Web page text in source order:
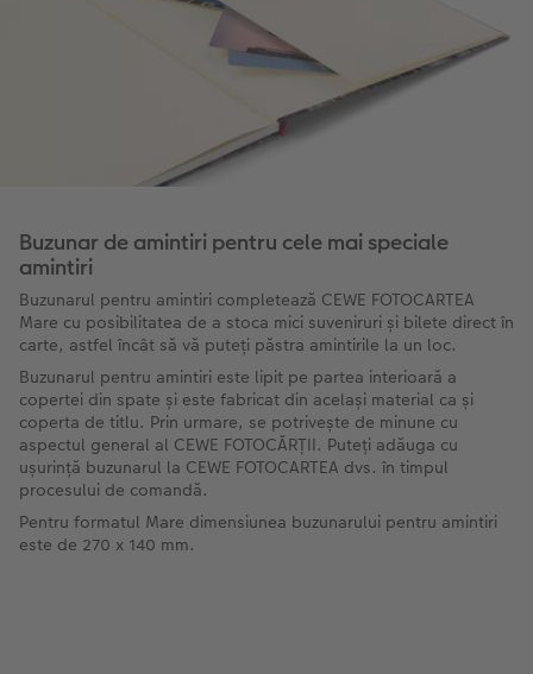
Buzunar de amintiri pentru cele mai speciale
amintiri
Buzunarul pentru amintiri completează CEWE FOTOCARTEA
Mare cu posibilitatea de a stoca mici suveniruri și bilete direct în
carte, astfel încât să vă puteți păstra amintirile la un loc.
Buzunarul pentru amintiri este lipit pe partea interioară a
copertei din spate și este fabricat din același material ca și
coperta de titlu. Prin urmare, se potrivește de minune cu
aspectul general al CEWE FOTOCĂRȚII. Puteți adăuga cu
ușurință buzunarul la CEWE FOTOCARTEA dvs. în timpul
procesului de comandă.
Pentru formatul Mare dimensiunea buzunarului pentru amintiri
este de 270 x 140 mm.